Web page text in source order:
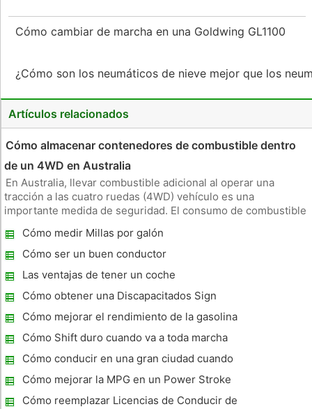
Cómo cambiar de marcha en una Goldwing GL1100
¿Cómo son los neumáticos de nieve mejor que los
Artículos relacionados
Cómo almacenar contenedores de combustible dentro
de un 4WD en Australia
En Australia, llevar combustible adicional al operar una
tracción a las cuatro ruedas (4WD) vehículo es una
importante medida de seguridad. El consumo de combustible
extensiones de desierto entre las estaciones de combustible,
hacen que la posibilidad
Cómo medir Millas por galón
Cómo ser un buen conductor
Las ventajas de tener un coche
Cómo obtener una Discapacitados Sign
Cómo mejorar el rendimiento de la gasolina
en una Xterra
Cómo Shift duro cuando va a toda marcha
Cómo conducir en una gran ciudad cuando
desde el País
Cómo mejorar la MPG en un Power Stroke
6.0 L
Cómo reemplazar Licencias de Conducir de